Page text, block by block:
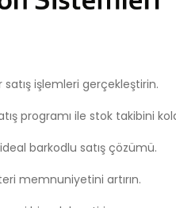
satış işlemleri gerçekleştirin.
programı ile stok takibini
barkodlu satış çözümü.
memnuniyetini artırın.